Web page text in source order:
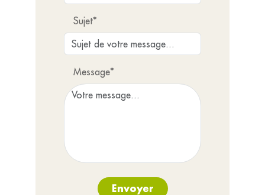
Sujet*
Message*
Envoyer